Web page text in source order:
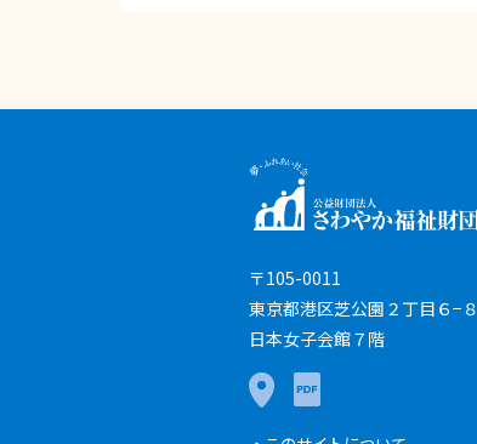
〒105-0011
東京都港区芝公園２丁目６−８
日本女子会館７階